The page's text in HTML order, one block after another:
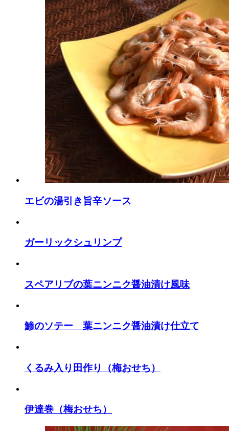
エビの湯引き旨辛ソース
ガーリックシュリンプ
スペアリブの葉ニンニク醤油漬け風味
鯵のソテー 葉ニンニク醤油漬け仕立て
くるみ入り田作り（梅おせち）
伊達巻（梅おせち）